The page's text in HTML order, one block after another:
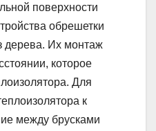
поверхности
обрешетки
дерева. Их монтаж
которое
Для
к
между брусками